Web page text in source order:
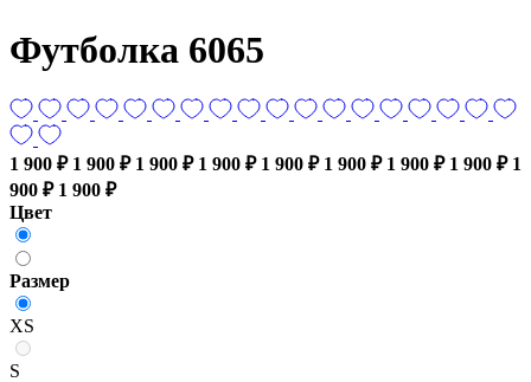
Футболка 6065
1 900 ₽ 1 900 ₽ 1 900 ₽ 1 900 ₽ 1 900 ₽ 1 900 ₽ 1 900 ₽ 1 900 ₽ 1
900 ₽ 1 900 ₽
Цвет
Размер
XS
S